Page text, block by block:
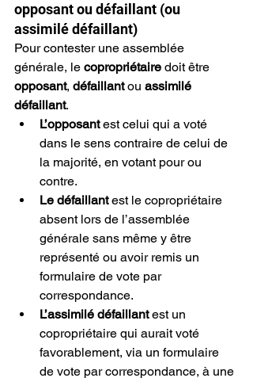
opposant ou défaillant (ou
assimilé défaillant)
Pour contester une assemblée
générale, le copropriétaire doit être
opposant, défaillant ou assimilé
défaillant.
L’opposant est celui qui a voté
dans le sens contraire de celui de
la majorité, en votant pour ou
contre.
Le défaillant est le copropriétaire
absent lors de l’assemblée
générale sans même y être
représenté ou avoir remis un
formulaire de vote par
correspondance.
L’assimilé défaillant est un
copropriétaire qui aurait voté
favorablement, via un formulaire
de vote par correspondance, à une